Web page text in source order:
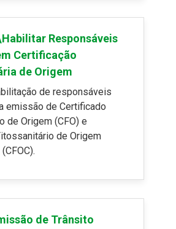
Responsáveis
Certificação
de Origem
de responsáveis
emissão de Certificado
de Origem (CFO) e
de Origem
de Trânsito